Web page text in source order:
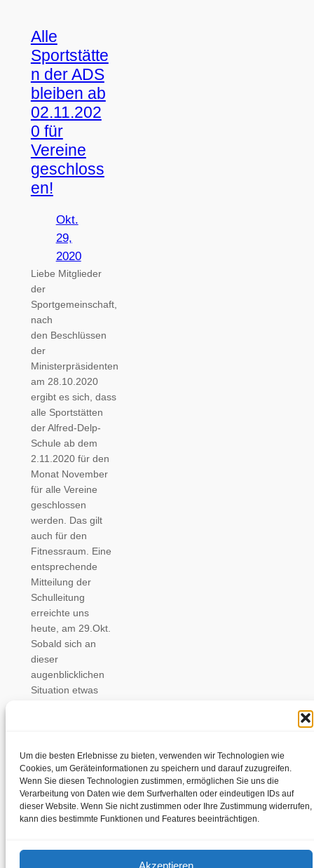
Um die besten Erlebnisse zu bieten, verwenden wir Technologien wie
Cookies, um Geräteinformationen zu speichern und darauf zuzugreifen.
Wenn Sie diesen Technologien zustimmen, ermöglichen Sie uns die
Verarbeitung von Daten wie dem Surfverhalten oder eindeutigen IDs auf
dieser Website. Wenn Sie nicht zustimmen oder Ihre Zustimmung widerrufen,
kann dies bestimmte Funktionen und Features beeinträchtigen.
Akzeptieren
Alle
Sportstätte
n der ADS
bleiben ab
02.11.202
0 für
Vereine
geschloss
en!
Okt.
29,
2020
Liebe Mitglieder
der
Sportgemeinschaft,
nach
den Beschlüssen
der
Ministerpräsidenten
am 28.10.2020
ergibt es sich, dass
alle Sportstätten
der Alfred-Delp-
Schule ab dem
2.11.2020 für den
Monat November
für alle Vereine
geschlossen
werden. Das gilt
auch für den
Fitnessraum. Eine
entsprechende
Mitteilung der
Schulleitung
erreichte uns
heute, am 29.Okt.
Sobald sich an
dieser
augenblicklichen
Situation etwas
← Vorherige Seite Nächste Seite →